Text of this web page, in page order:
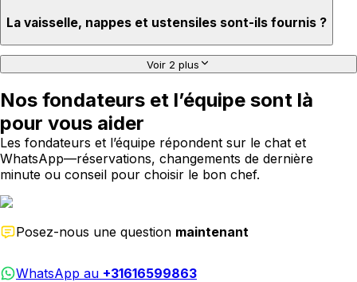
La vaisselle, nappes et ustensiles sont-ils fournis ?
Voir 2 plus
Nos fondateurs et l’équipe sont là
pour vous aider
Les fondateurs et l’équipe répondent sur le chat et
WhatsApp—réservations, changements de dernière
minute ou conseil pour choisir le bon chef.
Posez-nous une question maintenant
WhatsApp au +31616599863